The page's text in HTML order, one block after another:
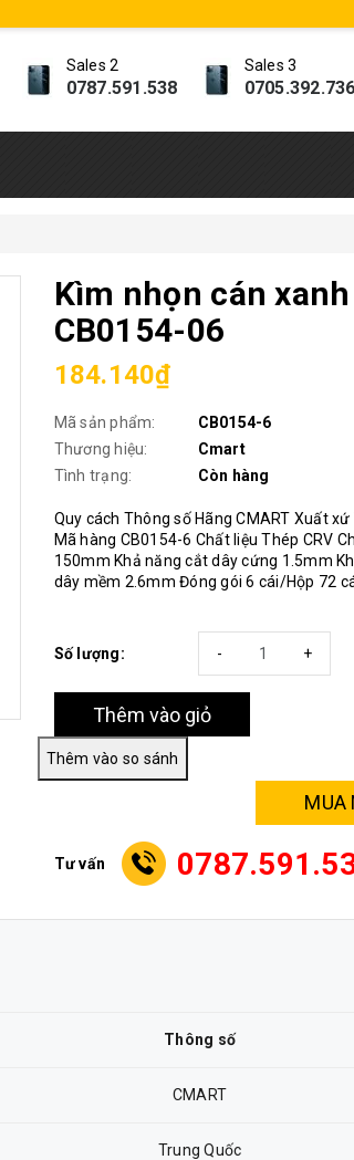
Sales 2
0787.591.538
Sales 3
0705.392.736
Kìm nhọn cán
CB0154-06
184.140₫
Mã sản phẩm:
CB0154-6
Thương hiệu:
Cmart
Tình trạng:
Còn hàng
Quy cách Thông số Hãng CMART Xuất
Mã hàng CB0154-6 Chất liệu Thép CRV
150mm Khả năng cắt dây cứng 1.5mm
dây mềm 2.6mm Đóng gói 6 cái/Hộp 72
Số lượng: +
-
Thêm vào giỏ
MUA
Tư vấn
Thông số
CMART
Trung Quốc